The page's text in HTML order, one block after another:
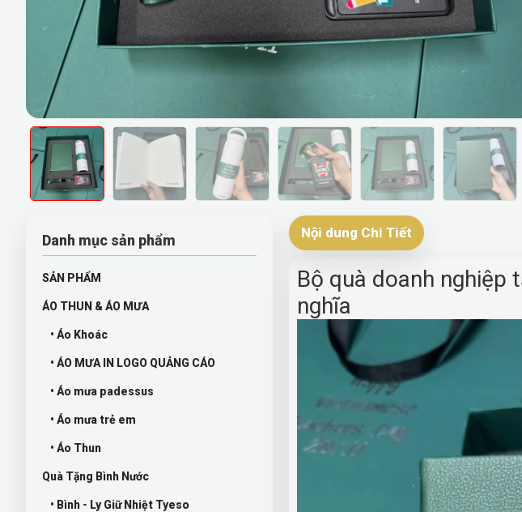
Danh mục sản phẩm
SẢN PHẨM
ÁO THUN & ÁO MƯA
• Áo Khoác
• ÁO MƯA IN LOGO QUẢNG CÁO
• Áo mưa padessus
• Áo mưa trẻ em
• Áo Thun
Quà Tặng Bình Nước
• Bình - Ly Giữ Nhiệt Tyeso
Nội dung Chi Tiết
Bộ quà doanh nghiệp
nghĩa